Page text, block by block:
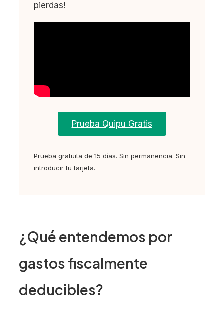
pierdas!
Prueba Quipu Gratis
Prueba gratuita de 15 días. Sin permanencia. Sin
introducir tu tarjeta.
¿Qué entendemos por
gastos fiscalmente
deducibles?